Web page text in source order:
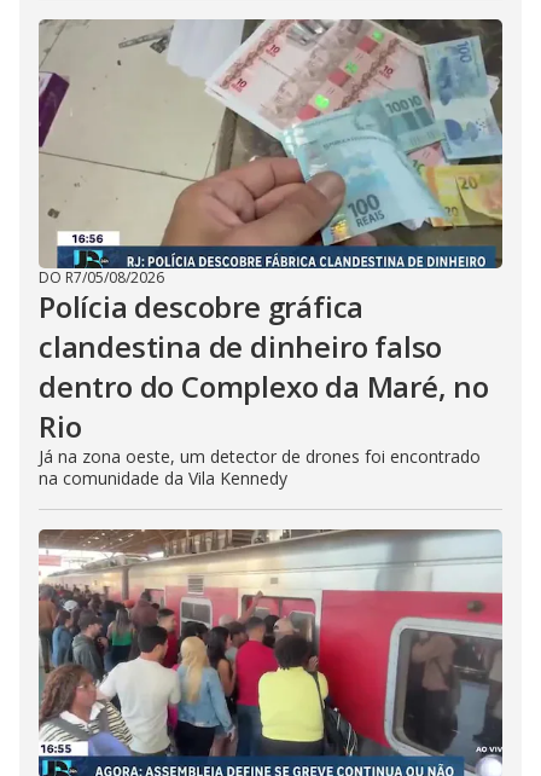
DO R7/05/08/2026
Polícia descobre gráfica
clandestina de dinheiro falso
dentro do Complexo da Maré, no
Rio
Já na zona oeste, um detector de drones foi encontrado
na comunidade da Vila Kennedy